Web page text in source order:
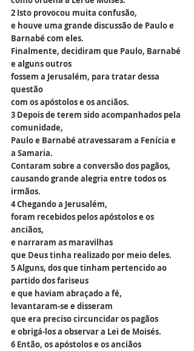
2 Isto provocou muita confusão,
e houve uma grande discussão de Paulo e
Barnabé com eles.
Finalmente, decidiram que Paulo, Barnabé
e alguns outros
fossem a Jerusalém, para tratar dessa
questão
com os apóstolos e os anciãos.
3 Depois de terem sido acompanhados pela
comunidade,
Paulo e Barnabé atravessaram a Fenícia e
a Samaria.
Contaram sobre a conversão dos pagãos,
causando grande alegria entre todos os
irmãos.
4 Chegando a Jerusalém,
foram recebidos pelos apóstolos e os
anciãos,
e narraram as maravilhas
que Deus tinha realizado por meio deles.
5 Alguns, dos que tinham pertencido ao
partido dos fariseus
e que haviam abraçado a fé,
levantaram-se e disseram
que era preciso circuncidar os pagãos
e obrigá-los a observar a Lei de Moisés.
6 Então, os apóstolos e os anciãos